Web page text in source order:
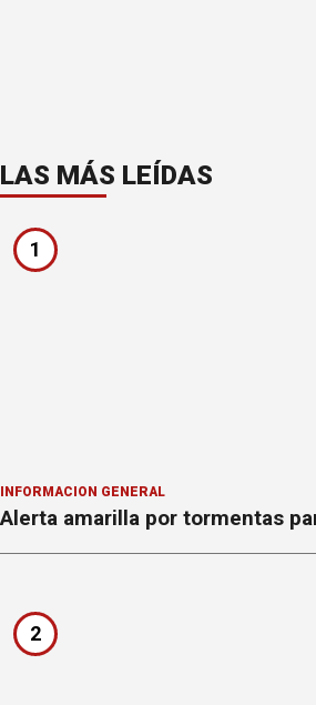
LAS MÁS LEÍDAS
1
INFORMACION GENERAL
Alerta amarilla por tormentas
2